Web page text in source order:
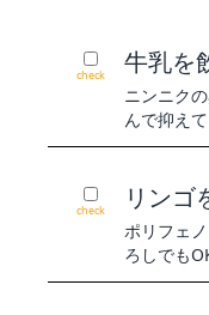
check 牛乳を
ニンニク
んで抑え
check リンゴ
ポリフェ
ろしでも